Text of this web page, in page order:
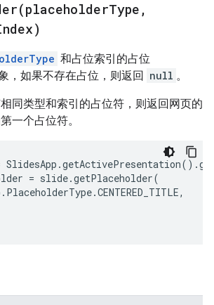
placeholderType ,
和占位索引的占位
，如果不存在占位，则返回 null 。
同类型和索引的占位符，则返回网页的
一个占位符。
SlidesApp .getActivePresentation().
= slide.getPlaceholder(
. PlaceholderType.CENTERED_TITLE,